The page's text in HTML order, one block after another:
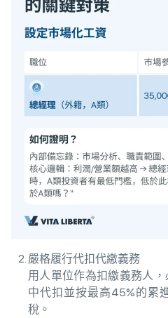
嚴格履行代扣代繳義務
用人單位作為扣繳義務人
中代扣並按最高45%的累
稅。